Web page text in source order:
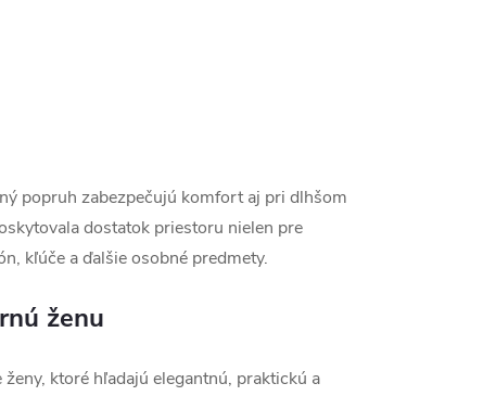
popruh zabezpečujú komfort aj pri dlhšom
dostatok priestoru nielen pre
kľúče a ďalšie osobné predmety.
ženu
ktoré hľadajú elegantnú, praktickú a